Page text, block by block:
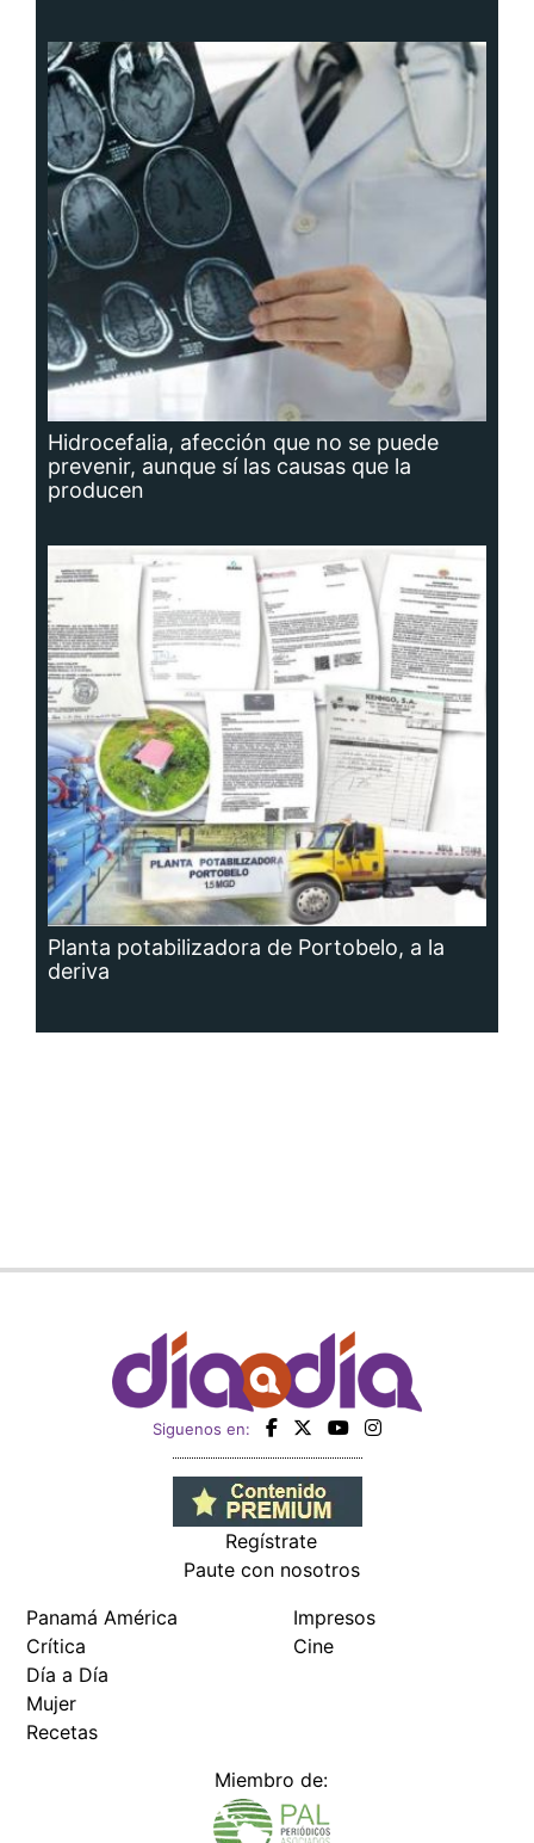
Hidrocefalia, afección que no se puede
prevenir, aunque sí las causas que la
producen
Planta potabilizadora de Portobelo, a la
deriva
Siguenos en:
Regístrate
Paute con nosotros
Panamá América
Crítica
Día a Día
Mujer
Recetas
Impresos
Cine
Miembro de: